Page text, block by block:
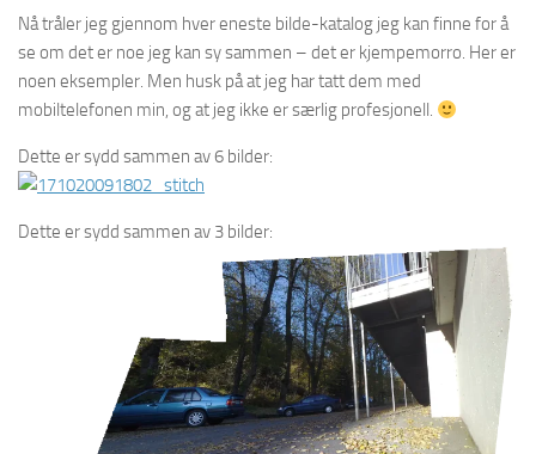
Nå tråler jeg gjennom hver eneste bilde-katalog jeg kan finne for å
se om det er noe jeg kan sy sammen – det er kjempemorro. Her er
noen eksempler. Men husk på at jeg har tatt dem med
mobiltelefonen min, og at jeg ikke er særlig profesjonell.
Dette er sydd sammen av 6 bilder:
Dette er sydd sammen av 3 bilder: